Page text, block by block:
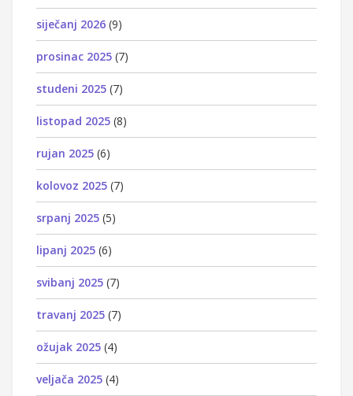
siječanj 2026 (9)
prosinac 2025 (7)
studeni 2025 (7)
listopad 2025 (8)
rujan 2025 (6)
kolovoz 2025 (7)
srpanj 2025 (5)
lipanj 2025 (6)
svibanj 2025 (7)
travanj 2025 (7)
ožujak 2025 (4)
veljača 2025 (4)